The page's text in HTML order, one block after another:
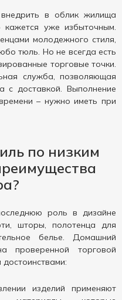
в облик жилища
уже избыточным.
молодежного стиля,
тюль. Но не всегда есть
торговые точки.
служба, позволяющая
с доставкой. Выполнение
– нужно иметь при
по низким
роль в дизайне
шторы, полотенца для
белье. Домашний
проверенной торговой
изделий применяют